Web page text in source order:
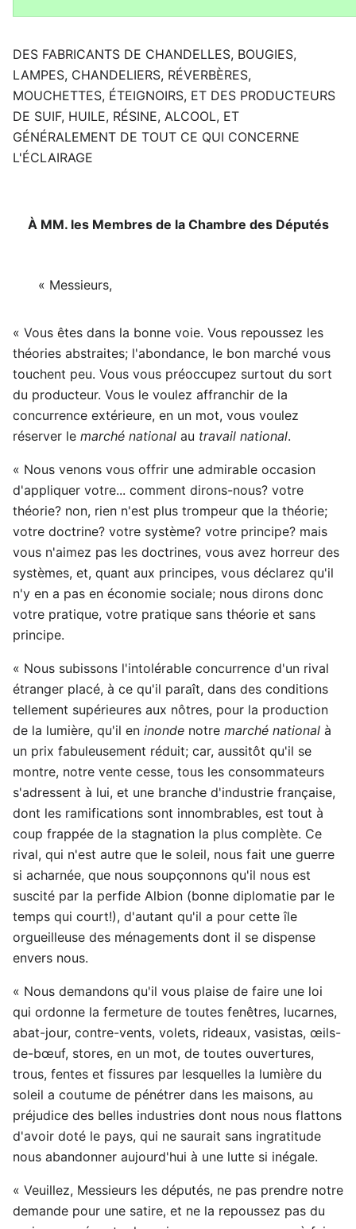
DES FABRICANTS DE CHANDELLES, BOUGIES,
LAMPES, CHANDELIERS, RÉVERBÈRES,
MOUCHETTES, ÉTEIGNOIRS, ET DES PRODUCTEURS
DE SUIF, HUILE, RÉSINE, ALCOOL, ET
GÉNÉRALEMENT DE TOUT CE QUI CONCERNE
L'ÉCLAIRAGE
À MM. les Membres de la Chambre des Députés
« Messieurs,
« Vous êtes dans la bonne voie. Vous repoussez les
théories abstraites; l'abondance, le bon marché vous
touchent peu. Vous vous préoccupez surtout du sort
du producteur. Vous le voulez affranchir de la
concurrence extérieure, en un mot, vous voulez
réserver le marché national au travail national.
« Nous venons vous offrir une admirable occasion
d'appliquer votre... comment dirons-nous? votre
théorie? non, rien n'est plus trompeur que la théorie;
votre doctrine? votre système? votre principe? mais
vous n'aimez pas les doctrines, vous avez horreur des
systèmes, et, quant aux principes, vous déclarez qu'il
n'y en a pas en économie sociale; nous dirons donc
votre pratique, votre pratique sans théorie et sans
principe.
« Nous subissons l'intolérable concurrence d'un rival
étranger placé, à ce qu'il paraît, dans des conditions
tellement supérieures aux nôtres, pour la production
de la lumière, qu'il en inonde notre marché national à
un prix fabuleusement réduit; car, aussitôt qu'il se
montre, notre vente cesse, tous les consommateurs
s'adressent à lui, et une branche d'industrie française,
dont les ramifications sont innombrables, est tout à
coup frappée de la stagnation la plus complète. Ce
rival, qui n'est autre que le soleil, nous fait une guerre
si acharnée, que nous soupçonnons qu'il nous est
suscité par la perfide Albion (bonne diplomatie par le
temps qui court!), d'autant qu'il a pour cette île
orgueilleuse des ménagements dont il se dispense
envers nous.
« Nous demandons qu'il vous plaise de faire une loi
qui ordonne la fermeture de toutes fenêtres, lucarnes,
abat-jour, contre-vents, volets, rideaux, vasistas, œils-
de-bœuf, stores, en un mot, de toutes ouvertures,
trous, fentes et fissures par lesquelles la lumière du
soleil a coutume de pénétrer dans les maisons, au
préjudice des belles industries dont nous nous flattons
d'avoir doté le pays, qui ne saurait sans ingratitude
nous abandonner aujourd'hui à une lutte si inégale.
« Veuillez, Messieurs les députés, ne pas prendre notre
demande pour une satire, et ne la repoussez pas du